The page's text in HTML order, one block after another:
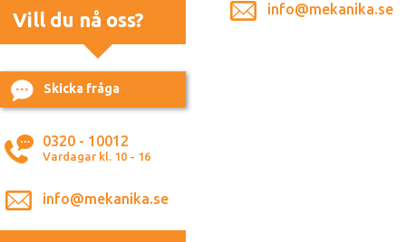
Vill du nå oss?
Skicka fråga
0320 - 10012
Vardagar kl. 10 - 16
info@mekanika.se
info@mekanika.se